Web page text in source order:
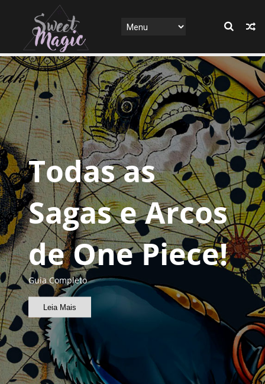
Todas as
Sagas e Arcos
de One Piece!
Guia Completo
Leia Mais